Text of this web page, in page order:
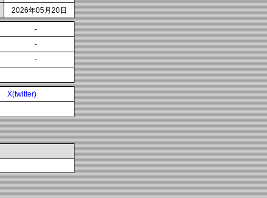
2026年05月20日
-
-
-
X(twitter)